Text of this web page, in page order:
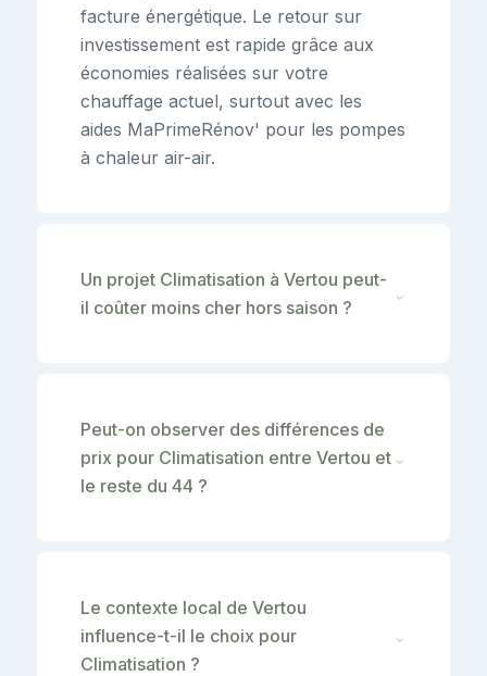
facture énergétique. Le retour sur
investissement est rapide grâce aux
économies réalisées sur votre
chauffage actuel, surtout avec les
aides MaPrimeRénov' pour les pompes
à chaleur air-air.
Un projet Climatisation à Vertou peut-
il coûter moins cher hors saison ?
⌄
Peut-on observer des différences de
prix pour Climatisation entre Vertou et
le reste du 44 ?
⌄
Le contexte local de Vertou
influence-t-il le choix pour
Climatisation ?
⌄